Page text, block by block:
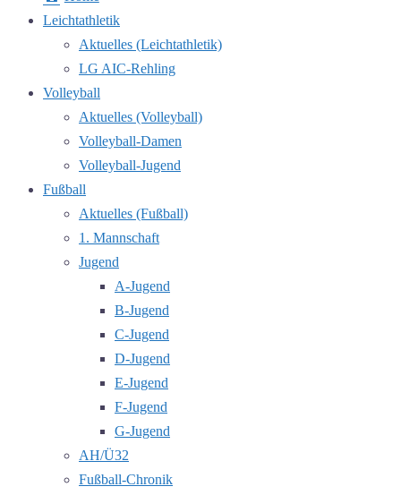
Leichtathletik
Aktuelles (Leichtathletik)
LG AIC-Rehling
Volleyball
Aktuelles (Volleyball)
Volleyball-Damen
Volleyball-Jugend
Fußball
Aktuelles (Fußball)
1. Mannschaft
Jugend
A-Jugend
B-Jugend
C-Jugend
D-Jugend
E-Jugend
F-Jugend
G-Jugend
AH/Ü32
Fußball-Chronik